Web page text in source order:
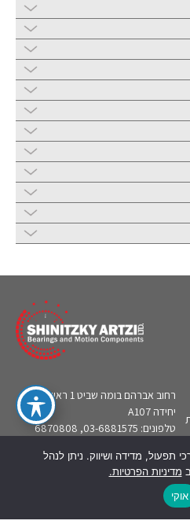
רחוב אברהם בומה שביט 1 ראשון לציון,
יחידה A107
טלפונים: 03-6881575, 6870808
תפעול, מדידה ושיווק. ניתן לנהל
מדיניות הפרטיות.
אוקי